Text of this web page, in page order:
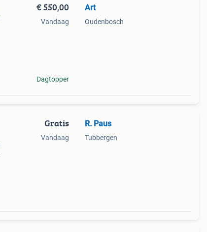
€ 550,00
Vandaag
Dagtopper
Art
Oudenbosch
Gratis
Vandaag
R. Paus
Tubbergen